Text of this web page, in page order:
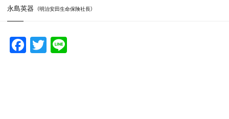
永島英器 （明治安田生命保険社長）
F
a
T
w